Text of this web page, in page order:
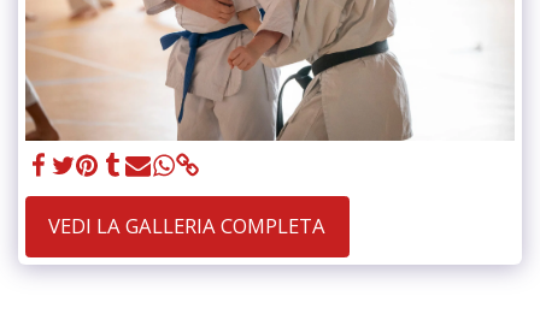
VEDI LA GALLERIA COMPLETA